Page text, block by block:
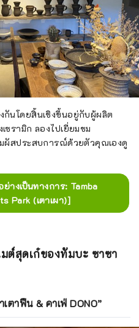
นโดยสิ้นเชิงขึ้นอยู่กับผู้ผลิต
ซรามิก ลองไปเยี่ยมชม
ผัสประสบการณ์ด้วยตัวคุณเองดู
ย่างเป็นทางการ: Tamba
Park (เตาเผา)]
ต์สุดเก๋ของทัมบะ ซาซา
าฟืน & คาเฟ่ DONO”